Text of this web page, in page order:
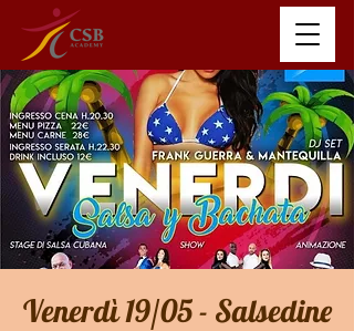
Venerdì 19/05 - Salsedine